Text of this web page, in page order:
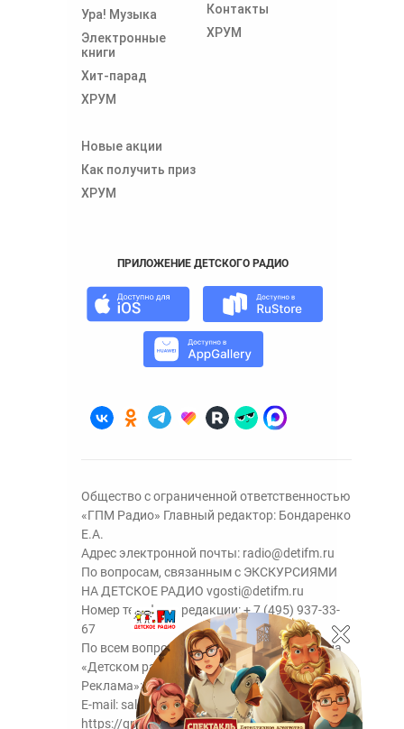
Ура! Музыка
Электронные
книги
Хит-парад
ХРУМ
Контакты
ХРУМ
Новые акции
Как получить приз
ХРУМ
ПРИЛОЖЕНИЕ ДЕТСКОГО РАДИО
Общество с ограниченной ответственностью
«ГПМ Радио» Главный редактор: Бондаренко
Е.А.
Адрес электронной почты: radio@detifm.ru
По вопросам, связанным с ЭКСКУРСИЯМИ
НА ДЕТСКОЕ РАДИО vgosti@detifm.ru
Номер телефона редакции:+ 7 (495) 937-33-
67
По всем вопросам размещения рекламы на
«Детском радио» - сейлз-хаус «ГПМ
Реклама»:+7 (495) 921-40-41
E-mail: sales@gazprom-media.ru
https://gpmsaleshouse.ru/